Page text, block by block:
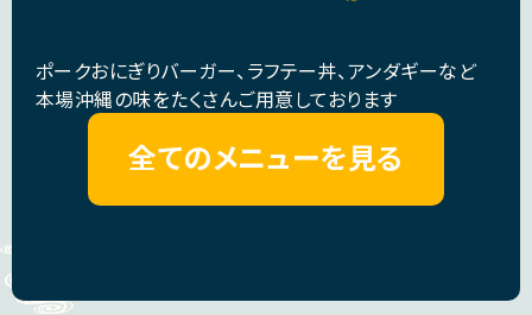
ポークおにぎりバーガー、ラフテー丼、アンダギーなど
本場沖縄の味をたくさんご用意しております
全てのメニューを見る